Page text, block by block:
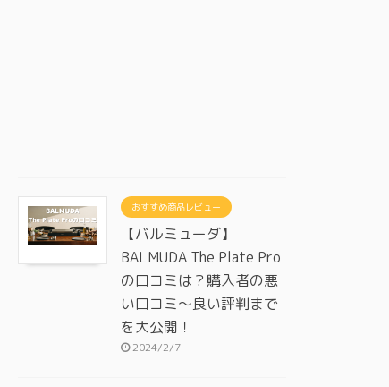
おすすめ商品レビュー
【バルミューダ】
BALMUDA The Plate Pro
の口コミは？購入者の悪
い口コミ～良い評判まで
を大公開！
2024/2/7